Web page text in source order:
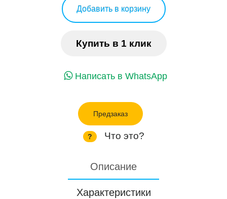
Добавить в корзину
Купить в 1 клик
Написать в WhatsApp
Предзаказ
? Что это?
Описание
Характеристики